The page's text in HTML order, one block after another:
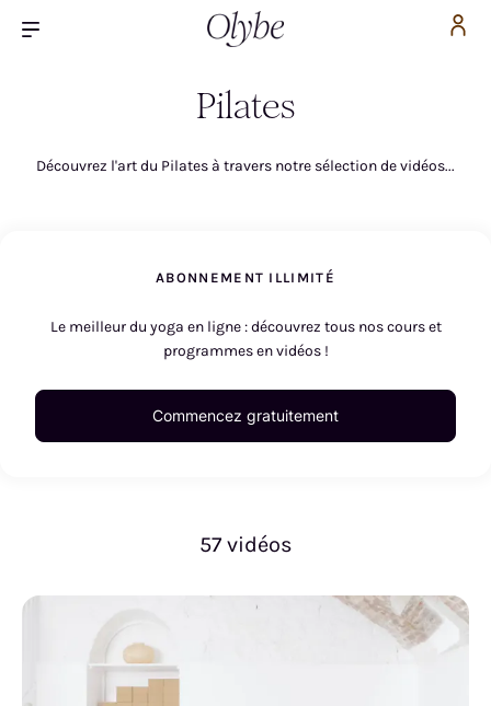
Pilates
Découvrez l'art du Pilates à travers notre sélection de vidéos...
ABONNEMENT ILLIMITÉ
Le meilleur du yoga en ligne : découvrez tous nos cours et
programmes en vidéos !
Commencez gratuitement
57 vidéos